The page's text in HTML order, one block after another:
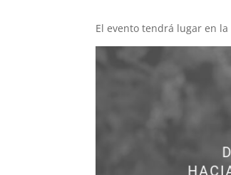
El evento tendrá lugar en la